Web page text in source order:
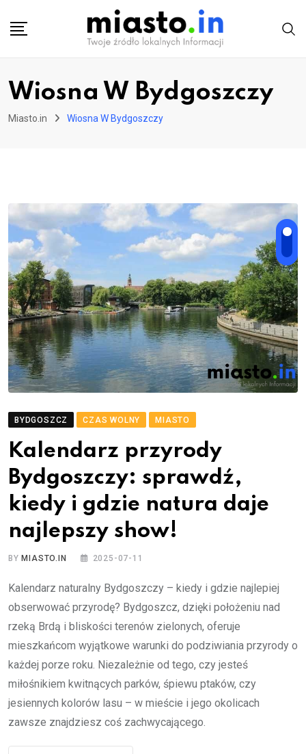
Wiosna W Bydgoszczy
Miasto.in Wiosna W Bydgoszczy
BYDGOSZCZ CZAS WOLNY MIASTO
Kalendarz przyrody
Bydgoszczy: sprawdź,
kiedy i gdzie natura daje
najlepszy show!
BYMIASTO.IN 2025-07-11
Kalendarz naturalny Bydgoszczy – kiedy i gdzie najlepiej
obserwować przyrodę? Bydgoszcz, dzięki położeniu nad
rzeką Brdą i bliskości terenów zielonych, oferuje
mieszkańcom wyjątkowe warunki do podziwiania przyrody o
każdej porze roku. Niezależnie od tego, czy jesteś
miłośnikiem kwitnących parków, śpiewu ptaków, czy
jesiennych kolorów lasu – w mieście i jego okolicach
zawsze znajdziesz coś zachwycającego.